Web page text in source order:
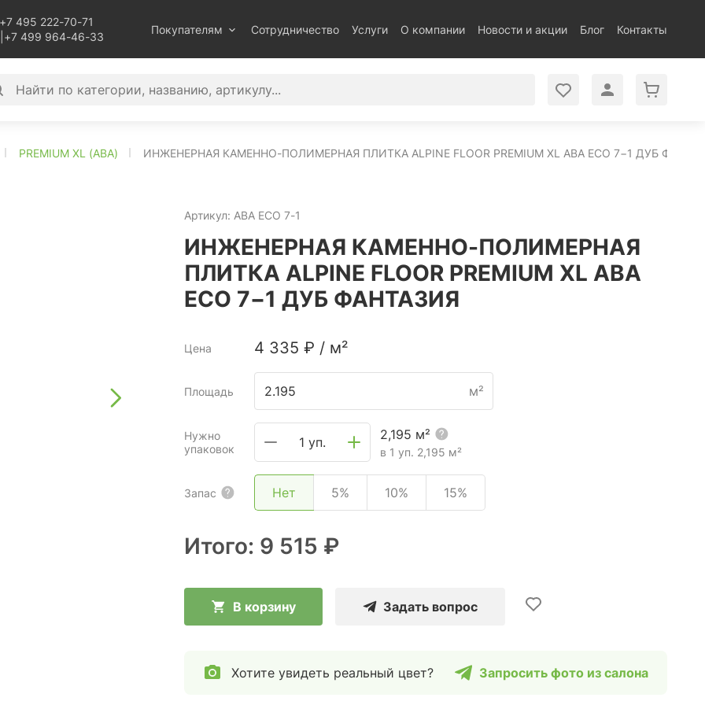
+7 495 222-70-71
+7 499 964-46-33
Покупателям Сотрудничество Услуги О компании Новости и акции Блог Контакты
PREMIUM XL (ABA) ИНЖЕНЕРНАЯ КАМЕННО-ПОЛИМЕРНАЯ ПЛИТКА ALPINE FLOOR PREMIUM XL ABA ECO 7−1 ДУБ
Артикул: ABA ECO 7-1
ИНЖЕНЕРНАЯ КАМЕННО-ПОЛИМЕРНАЯ
ПЛИТКА ALPINE FLOOR PREMIUM XL ABA
ECO 7−1 ДУБ ФАНТАЗИЯ
Цена 4 335 ₽ / м²
Площадь м²
Нужно
упаковок
1 уп.
2,195 м²
в 1 уп. 2,195 м²
Запас Нет 5% 10% 15%
Итого: 9 515 ₽
В корзину Задать вопрос
Хотите увидеть реальный цвет? Запросить фото из салона